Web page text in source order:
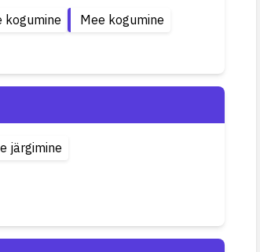
kogumine Mee kogumine
järgimine